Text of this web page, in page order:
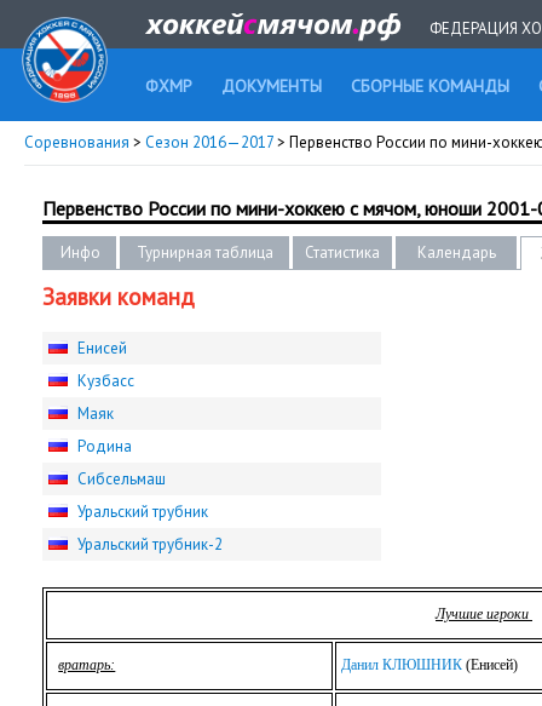
ФЕДЕРАЦИЯ
ФХМР ДОКУМЕНТЫ СБОРНЫЕ КОМАНДЫ
Соревнования > Сезон 2016—2017> Первенство России по мини-
Первенство России по мини-хоккею с мячом, юноши 2001-
Инфо Турнирная таблица Статистика Календарь
Заявки команд
Енисей
Кузбасс
Маяк
Родина
Сибсельмаш
Уральский трубник
Уральский трубник-2
Лучшие игроки
вратарь: Данил КЛЮШНИК (Енисей)